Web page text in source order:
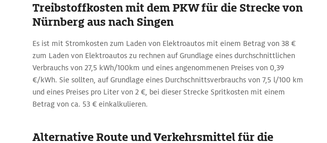
Treibstoffkosten mit dem PKW für die Strecke von
Nürnberg aus nach Singen
Es ist mit Stromkosten zum Laden von Elektroautos mit einem Betrag von 38 €
zum Laden von Elektroautos zu rechnen auf Grundlage eines durchschnittlichen
Verbrauchs von 27,5 kWh/100km und eines angenommenen Preises von 0,39
€/kWh. Sie sollten, auf Grundlage eines Durchschnittsverbrauchs von 7,5 l/100 km
und eines Preises pro Liter von 2 €, bei dieser Strecke Spritkosten mit einem
Betrag von ca. 53 € einkalkulieren.
Alternative Route und Verkehrsmittel für die